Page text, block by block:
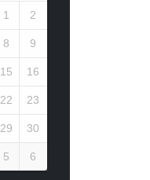
1 2
8 9
15 16
22 23
29 30
5 6